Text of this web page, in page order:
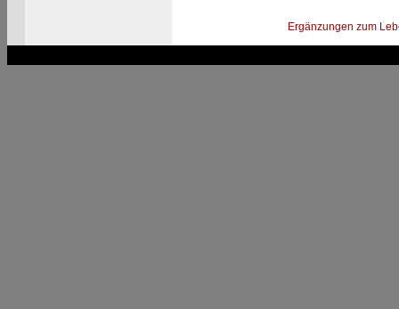
Ergänzungen zum